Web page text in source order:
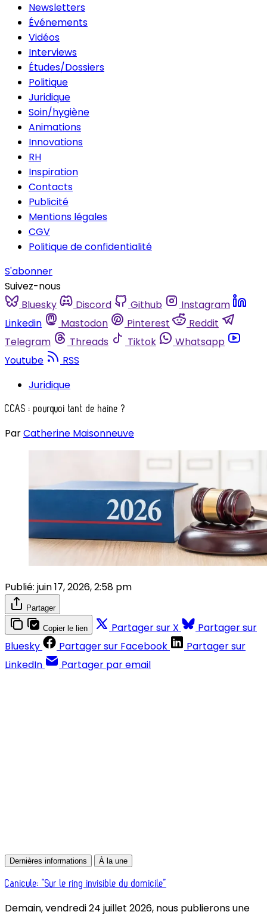
Newsletters
Événements
Vidéos
Interviews
Études/Dossiers
Politique
Juridique
Soin/hygiène
Animations
Innovations
RH
Inspiration
Contacts
Publicité
Mentions légales
CGV
Politique de confidentialité
S'abonner
Suivez-nous
Bluesky
Discord Github
Instagram
Linkedin
Mastodon Pinterest
Reddit
Telegram
Threads Tiktok
Whatsapp
Youtube
RSS
Juridique
CCAS : pourquoi tant de haine ?
ParCatherine Maisonneuve
Publié: juin 17, 2026, 2:58 pm
Partager
Copier le lien Partager sur X
Partager sur
Bluesky
Partager sur Facebook
Partager sur
LinkedIn
Partager par email
Dernières informations À la une
Canicule: “Sur le ring invisible du domicile”
Demain, vendredi 24 juillet 2026, nous publierons une